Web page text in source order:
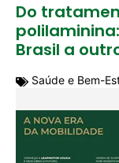
Do
Brasil a
Saúde e Bem-